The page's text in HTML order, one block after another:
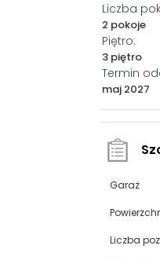
Liczba
2 pokoje
Piętro:
3 piętro
Termin
maj 2027
Garaż
Liczba